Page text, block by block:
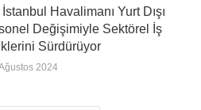
İstanbul Havalimanı Yurt Dışı
Değişimiyle Sektörel İş
Sürdürüyor
2024